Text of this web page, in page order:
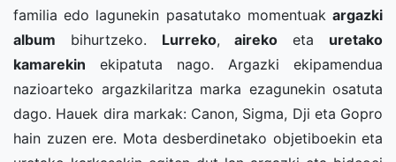
familia edo lagunekin pasatutako momentuak argazki
album bihurtzeko. Lurreko,aireko eta uretako
kamarekin ekipatuta nago. Argazki ekipamendua
nazioarteko argazkilaritza marka ezagunekin osatuta
dago. Hauek dira markak: Canon, Sigma, Dji eta Gopro
hain zuzen ere. Mota desberdinetako objetiboekin eta